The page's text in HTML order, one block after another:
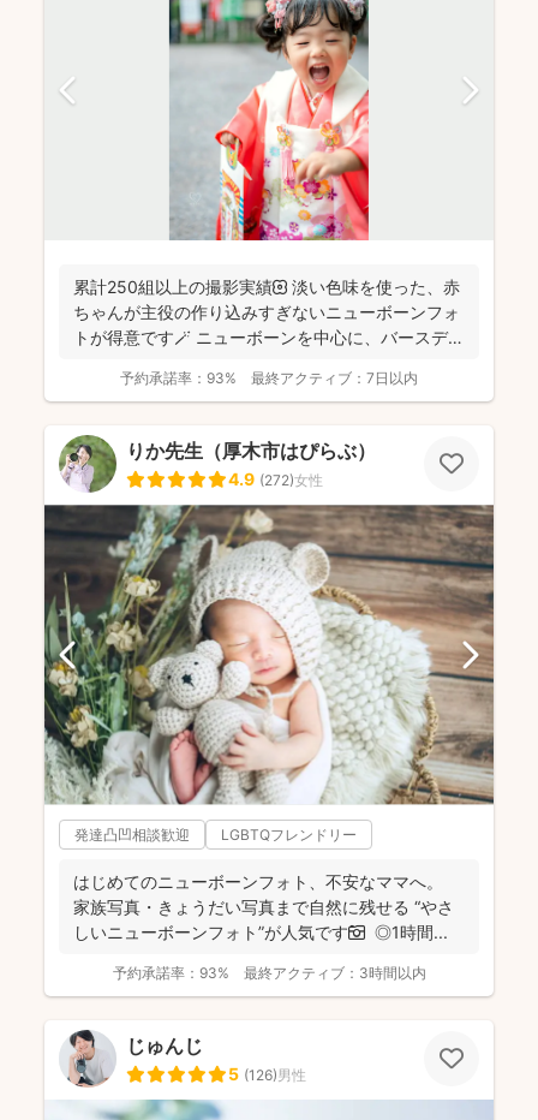
累計250組以上の撮影実績🌼 淡い色味を使った、赤
ちゃんが主役の作り込みすぎないニューボーンフォ
トが得意です🪄 ニューボーンを中心に、バースデ
予約承諾率： 93% 最終アクティブ： 7日以内
りか先生（厚木市はぴらぶ）
4.9 (272)女性
発達凸凹相談歓迎 LGBTQフレンドリー
はじめてのニューボーンフォト、不安なママへ。
家族写真・きょうだい写真まで自然に残せる “やさ
しいニューボーンフォト”が人気です📷 ◎1時間...
予約承諾率： 93% 最終アクティブ： 3時間以内
じゅんじ
5 (126)男性